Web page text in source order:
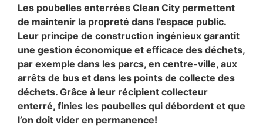
Les poubelles enterrées Clean City permettent
de maintenir la propreté dans l’espace public.
Leur principe de construction ingénieux garantit
une gestion économique et efficace des déchets,
par exemple dans les parcs, en centre-ville, aux
arrêts de bus et dans les points de collecte des
déchets. Grâce à leur récipient collecteur
enterré, finies les poubelles qui débordent et que
l’on doit vider en permanence!